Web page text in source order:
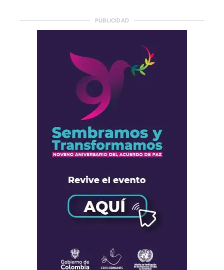
PUBLICIDAD